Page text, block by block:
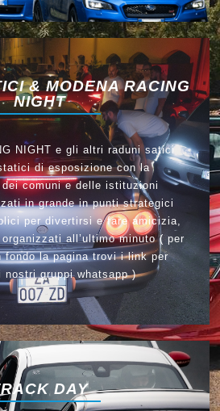
& MODENA RACING
NIGHT
NIGHT e gli altri raduni satici
di esposizione con la
comuni e delle istituzioni
in grande in punti strategici
per divertirsi e fare amicizia,
all’ultimo minuto ( per
fondo la pagina trovi i link per
nostri gruppi whatsapp )
DAY